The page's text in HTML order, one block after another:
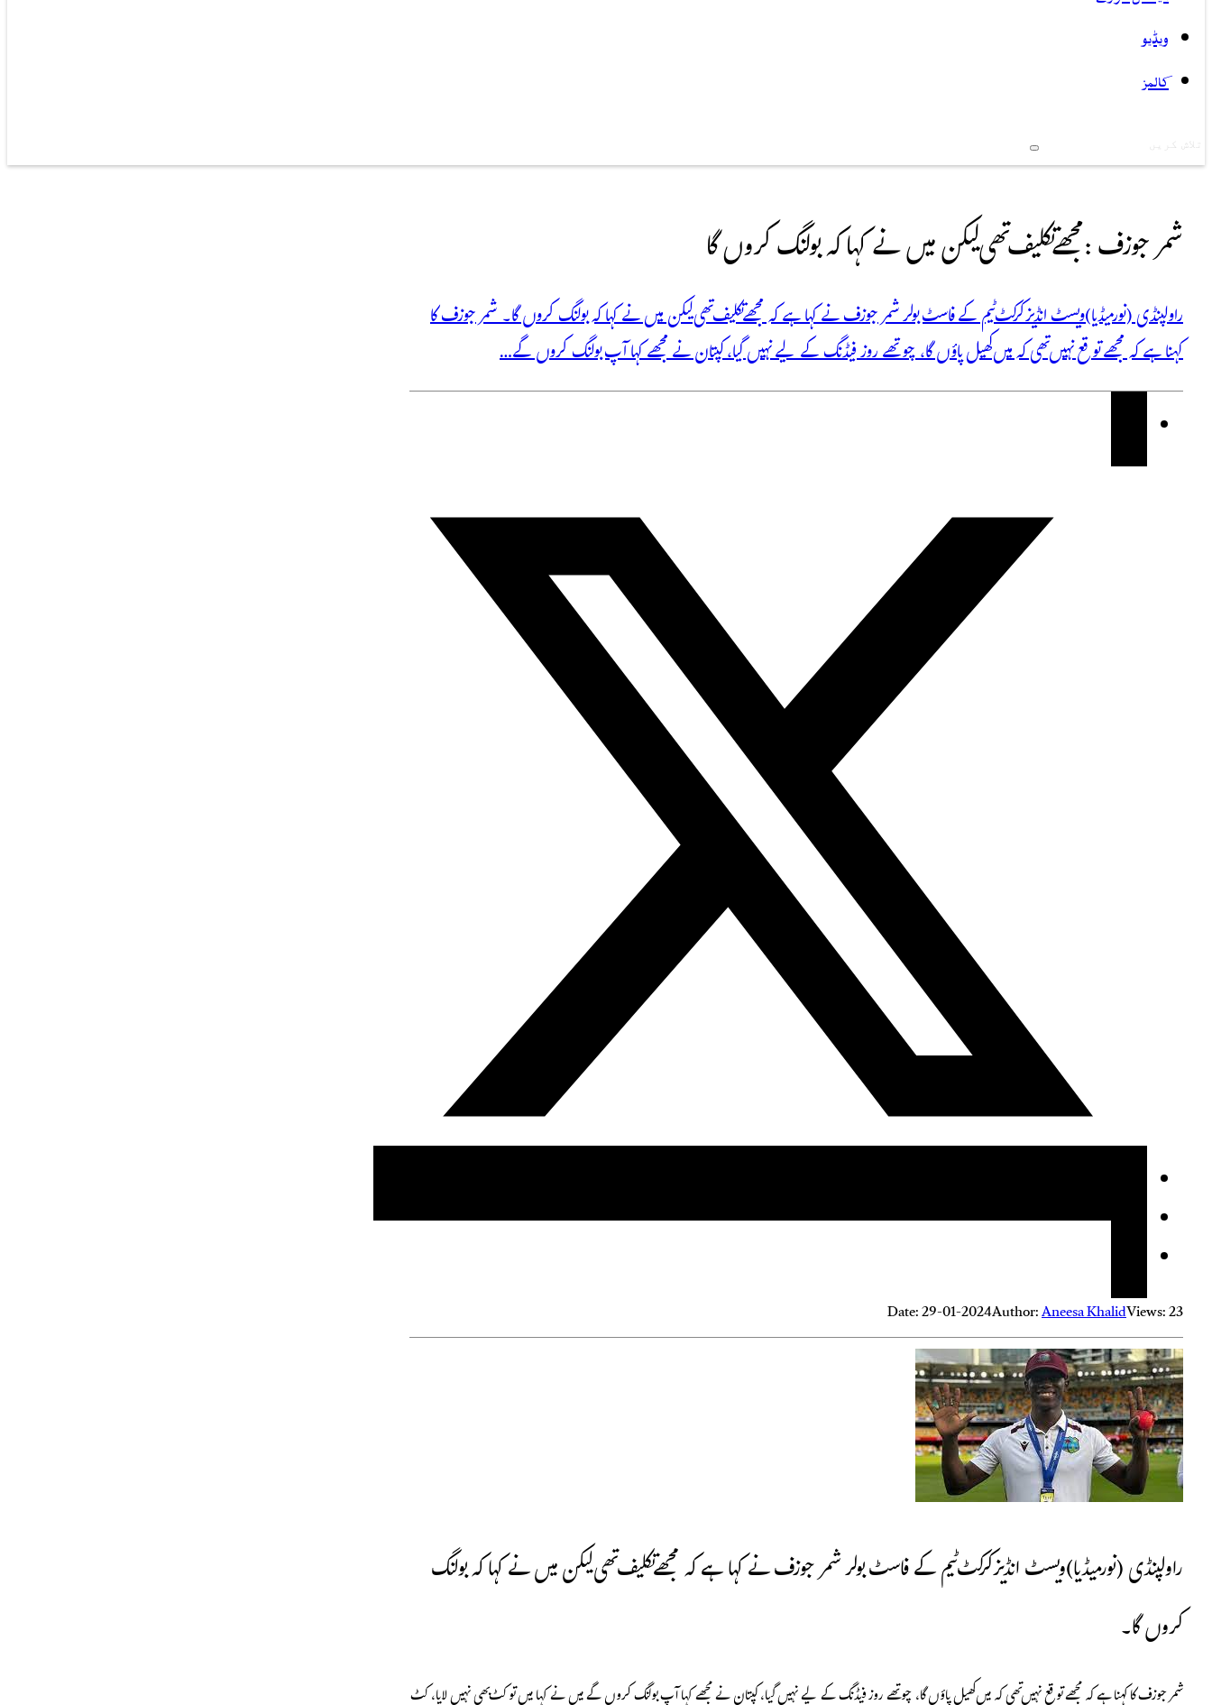
ویڈیو
کالمز
Search
شمر جوزف :مجھے تکلیف تھی لیکن میں نے کہا کہ بولنگ کروں گا
راولپنڈی (نورمیڈیا)ویسٹ انڈیز کرکٹ ٹیم کے فاسٹ بولر شمر جوزف نے کہا ہے کہ مجھے تکلیف تھی لیکن میں نے کہا کہ بولنگ کروں گا۔ شمر جوزف کا
کہنا ہے کہ مجھے توقع نہیں تھی کہ میں کھیل پاؤں گا، چوتھے روز فیڈنگ کے لیے نہیں گیا، کپتان نے مجھے کہا آپ بولنگ کروں گے…
Date: 29-01-2024Author:Aneesa KhalidViews: 23
راولپنڈی (نورمیڈیا)ویسٹ انڈیز کرکٹ ٹیم کے فاسٹ بولر شمر جوزف نے کہا ہے کہ مجھے تکلیف تھی لیکن میں نے کہا کہ بولنگ
کروں گا۔